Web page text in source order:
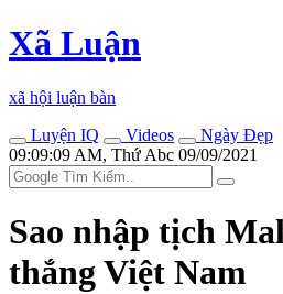
Xã Luận
xã hội luận bàn
Luyện IQ
Videos
Ngày Đẹp
09:09:09 AM, Thứ Abc 09/09/2021
Sao nhập tịch
thắng Việt Nam